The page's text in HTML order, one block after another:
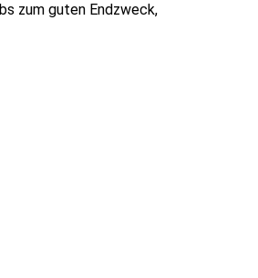
zum guten Endzweck,